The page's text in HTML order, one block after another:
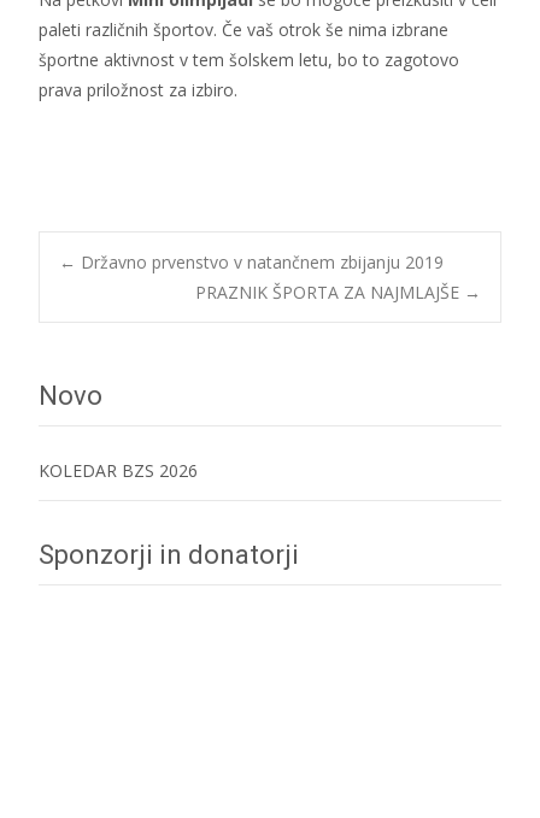
paleti različnih športov. Če vaš otrok še nima izbrane
športne aktivnost v tem šolskem letu, bo to zagotovo
prava priložnost za izbiro.
Post
← Državno prvenstvo v natančnem zbijanju 2019
PRAZNIK ŠPORTA ZA NAJMLAJŠE →
Novo
KOLEDAR BZS 2026
Sponzorji in donatorji